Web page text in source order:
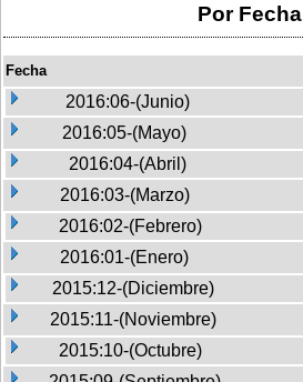
Por Fecha
Fecha
2016:06-(Junio)
2016:05-(Mayo)
2016:04-(Abril)
2016:03-(Marzo)
2016:02-(Febrero)
2016:01-(Enero)
2015:12-(Diciembre)
2015:11-(Noviembre)
2015:10-(Octubre)